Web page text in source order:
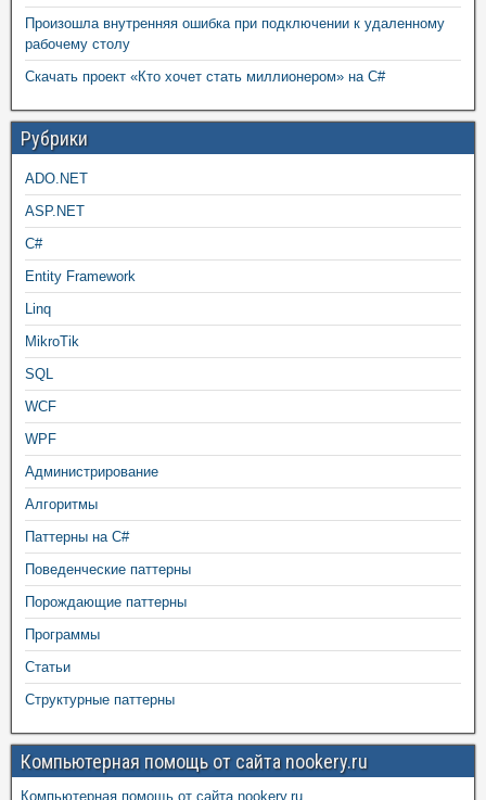
Произошла внутренняя ошибка при подключении к удаленному
рабочему столу
Скачать проект «Кто хочет стать миллионером» на C#
Рубрики
ADO.NET
ASP.NET
C#
Entity Framework
Linq
MikroTik
SQL
WCF
WPF
Администрирование
Алгоритмы
Паттерны на C#
Поведенческие паттерны
Порождающие паттерны
Программы
Статьи
Структурные паттерны
Компьютерная помощь от сайта nookery.ru
Компьютерная помощь от сайта nookery.ru